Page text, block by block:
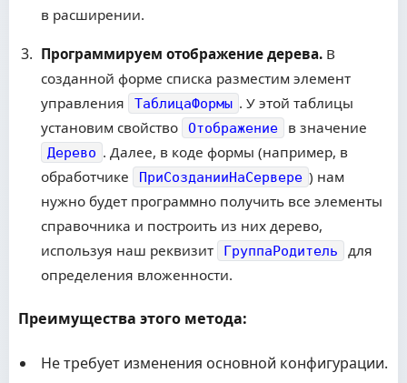
в расширении.
Программируем отображение дерева. В
созданной форме списка разместим элемент
управления
ТаблицаФормы . У этой таблицы
установим свойство
Отображение в значение
Дерево . Далее, в коде формы (например, в
обработчике
ПриСозданииНаСервере ) нам
нужно будет программно получить все элементы
справочника и построить из них дерево,
используя наш реквизит
ГруппаРодитель
для
определения вложенности.
Преимущества этого метода:
Не требует изменения основной конфигурации.